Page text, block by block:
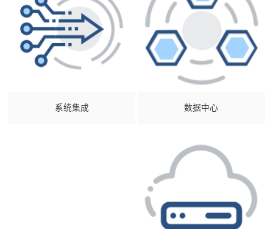
系统集成 数据中心